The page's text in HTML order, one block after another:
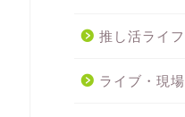
推し活ライフ
ライブ・現場